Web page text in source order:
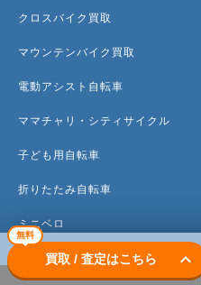
無料
買取 / 査定はこちら keyboard_arrow_down
クロスバイク買取
マウンテンバイク買取
電動アシスト自転車
ママチャリ・シティサイクル
子ども用自転車
折りたたみ自転車
ミニベロ